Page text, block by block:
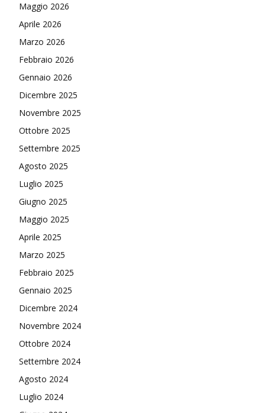
Maggio 2026
Aprile 2026
Marzo 2026
Febbraio 2026
Gennaio 2026
Dicembre 2025
Novembre 2025
Ottobre 2025
Settembre 2025
Agosto 2025
Luglio 2025
Giugno 2025
Maggio 2025
Aprile 2025
Marzo 2025
Febbraio 2025
Gennaio 2025
Dicembre 2024
Novembre 2024
Ottobre 2024
Settembre 2024
Agosto 2024
Luglio 2024